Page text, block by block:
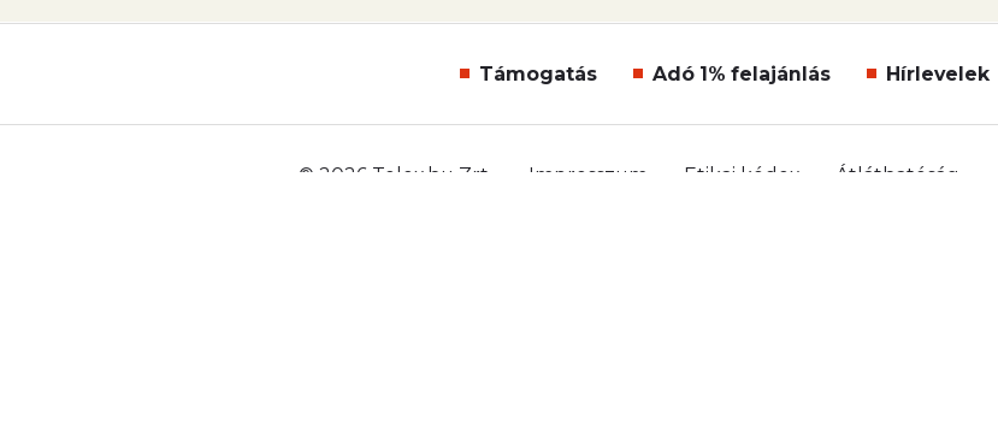
Támogatás Adó 1% felajánlás Hírlevelek
© 2026 Telex.hu Zrt. Impresszum Etikai kódex Átláthatóság